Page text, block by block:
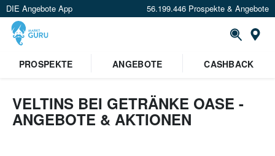
DIE Angebote App 56.199.446 Prospekte & Angebote
Standort festlegen
PROSPEKTE ANGEBOTE CASHBACK
VELTINS BEI GETRÄNKE OASE -
ANGEBOTE & AKTIONEN